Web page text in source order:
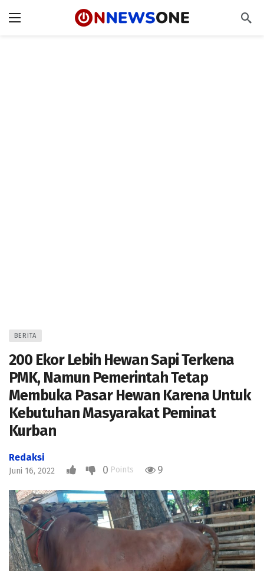
BERITA
200 Ekor Lebih Hewan Sapi Terkena
PMK, Namun Pemerintah Tetap
Membuka Pasar Hewan Karena Untuk
Kebutuhan Masyarakat Peminat
Kurban
Redaksi
Juni 16, 2022 0 Points 9